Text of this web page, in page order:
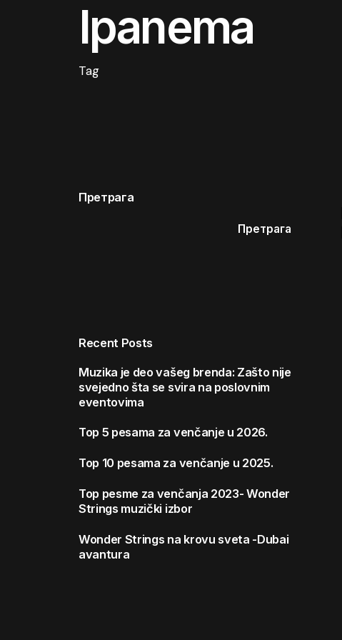
Ipanema
Tag
Претрага
Претрага
Recent Posts
Muzika je deo vašeg brenda: Zašto nije
svejedno šta se svira na poslovnim
eventovima
Top 5 pesama za venčanje u 2026.
Top 10 pesama za venčanje u 2025.
Top pesme za venčanja 2023- Wonder
Strings muzički izbor
Wonder Strings na krovu sveta -Dubai
avantura